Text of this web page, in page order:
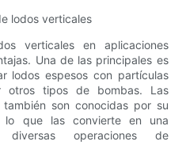
lodos verticales
verticales en aplicaciones
Una de las principales es
lodos espesos con partículas
otros tipos de bombas. Las
son conocidas por su
lo que las convierte en una
operaciones de